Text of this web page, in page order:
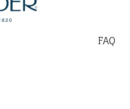
FAQ